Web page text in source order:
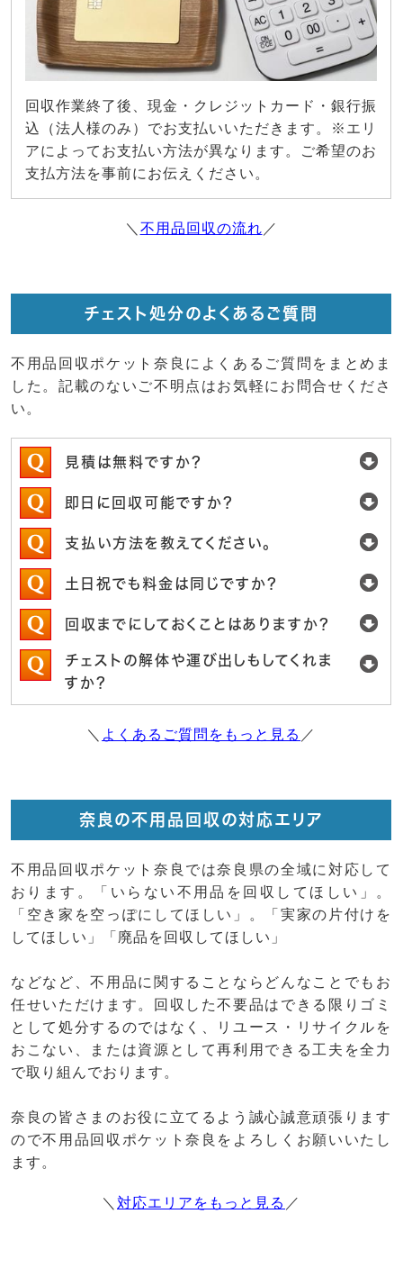
回収作業終了後、現金・クレジットカード・銀行振
込（法人様のみ）でお支払いいただきます。※エリ
アによってお支払い方法が異なります。ご希望のお
支払方法を事前にお伝えください。
＼ 不用品回収の流れ ／
チェスト処分のよくあるご質問
不用品回収ポケット奈良によくあるご質問をまとめま
した。記載のないご不明点はお気軽にお問合せくださ
い。
見積は無料ですか？
即日に回収可能ですか？
支払い方法を教えてください。
土日祝でも料金は同じですか？
回収までにしておくことはありますか？
チェストの解体や運び出しもしてくれま
すか？
＼ よくあるご質問をもっと見る ／
奈良の不用品回収の対応エリア
不用品回収ポケット奈良では奈良県の全域に対応して
おります。「いらない不用品を回収してほしい」。
「空き家を空っぽにしてほしい」。「実家の片付けを
してほしい」「廃品を回収してほしい」
などなど、不用品に関することならどんなことでもお
任せいただけます。回収した不要品はできる限りゴミ
として処分するのではなく、リユース・リサイクルを
おこない、または資源として再利用できる工夫を全力
で取り組んでおります。
奈良の皆さまのお役に立てるよう誠心誠意頑張ります
ので不用品回収ポケット奈良をよろしくお願いいたし
ます。
＼ 対応エリアをもっと見る ／